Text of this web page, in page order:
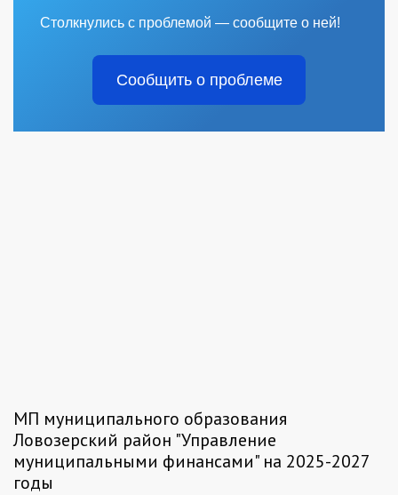
Столкнулись с проблемой — сообщите о ней!
Сообщить о проблеме
МП муниципального образования
Ловозерский район "Управление
муниципальными финансами" на 2025-2027
годы